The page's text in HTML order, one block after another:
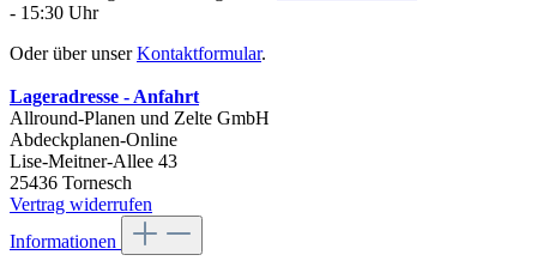
- 15:30 Uhr
Oder über unserKontaktformular.
Lageradresse - Anfahrt
Allround-Planen und Zelte GmbH
Abdeckplanen-Online
Lise-Meitner-Allee 43
25436 Tornesch
Vertrag widerrufen
Informationen